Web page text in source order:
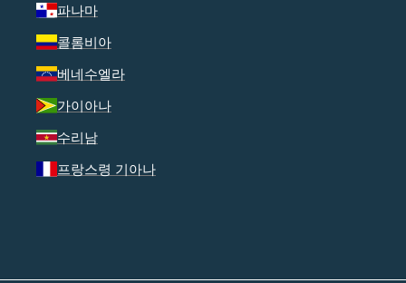
파나마
콜롬비아
베네수엘라
가이아나
수리남
프랑스령 기아나